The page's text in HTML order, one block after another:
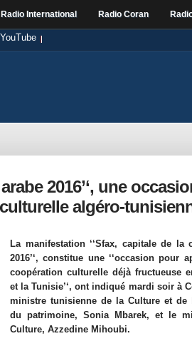
Radio International Radio Coran
YouTube
2016’‘, une
algéro-
La manifestation ‘‘Sfax, capitale de la
2016’‘, constitue une ‘‘occasion pour
coopération culturelle déjà fructueuse
et la Tunisie’‘, ont indiqué mardi soir à
ministre tunisienne de la Culture et de
du patrimoine, Sonia Mbarek, et le
Culture, Azzedine Mihoubi.